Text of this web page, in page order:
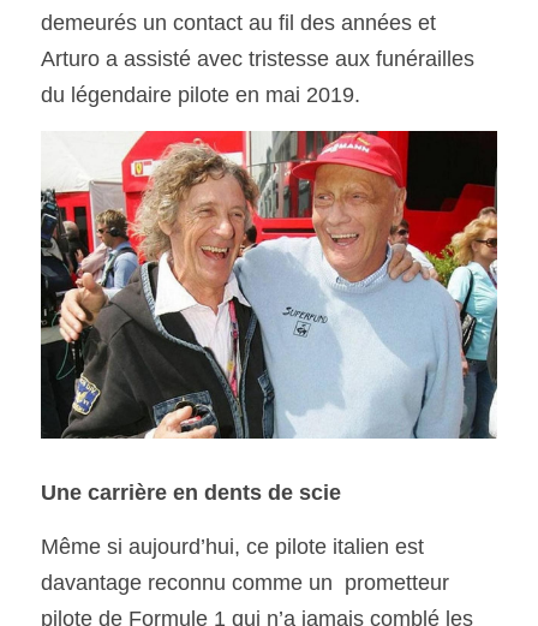
demeurés un contact au fil des années et
Arturo a assisté avec tristesse aux funérailles
du légendaire pilote en mai 2019.
Une carrière en dents de scie
Même si aujourd’hui, ce pilote italien est
davantage reconnu comme un  prometteur
pilote de Formule 1 qui n’a jamais comblé les